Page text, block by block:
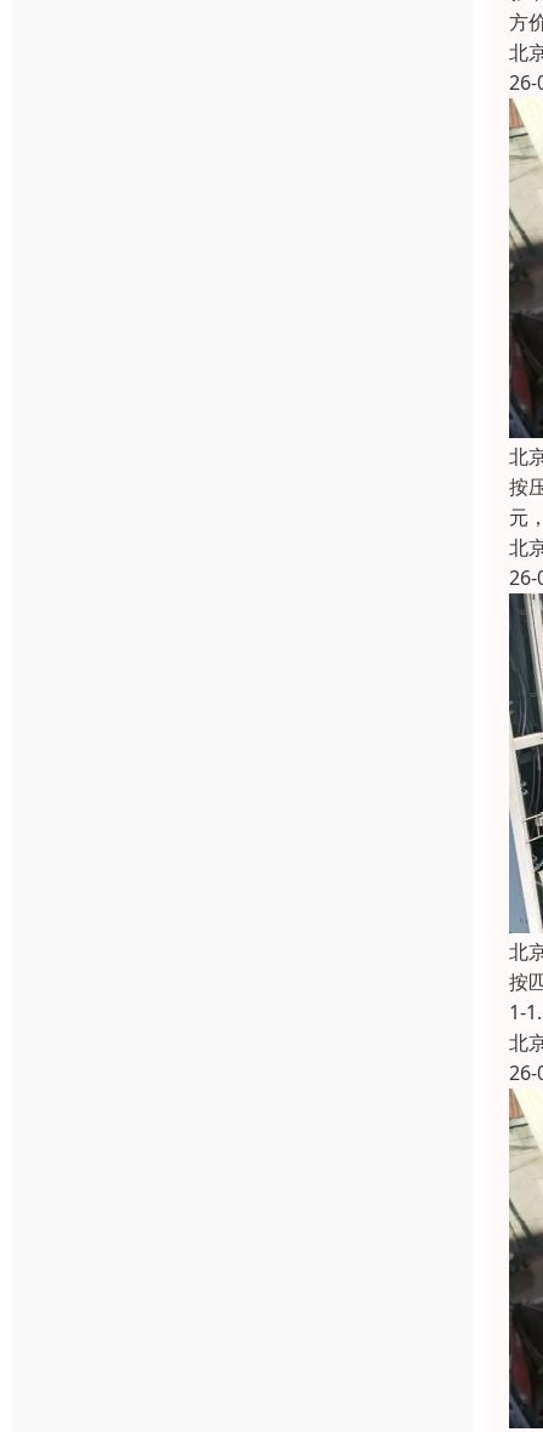
方
北
26-
北
按
元
北
26-
北
按
1-
北
26-